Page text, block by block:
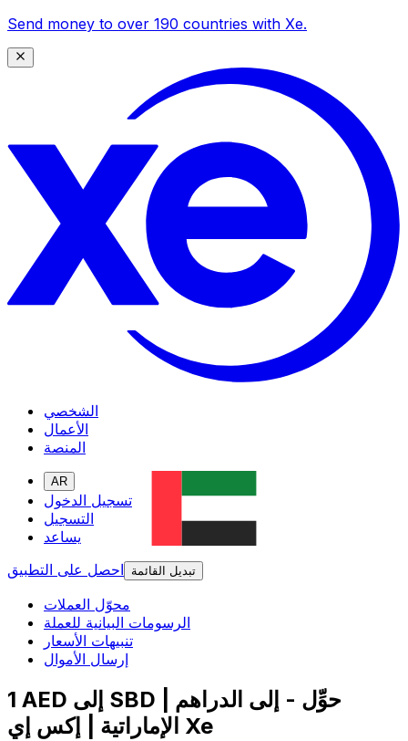
Send money to over 190 countries with Xe.
الشخصي
الأعمال
المنصة
AR
تسجيل الدخول
التسجيل
يساعد
احصل على التطبيق
تبديل القائمة
محوّل العملات
الرسومات البيانية للعملة
تنبيهات الأسعار
إرسال الأموال
1 AED إلى SBD | حوِّل - إلى الدراهم
الإماراتية | إكس إي Xe